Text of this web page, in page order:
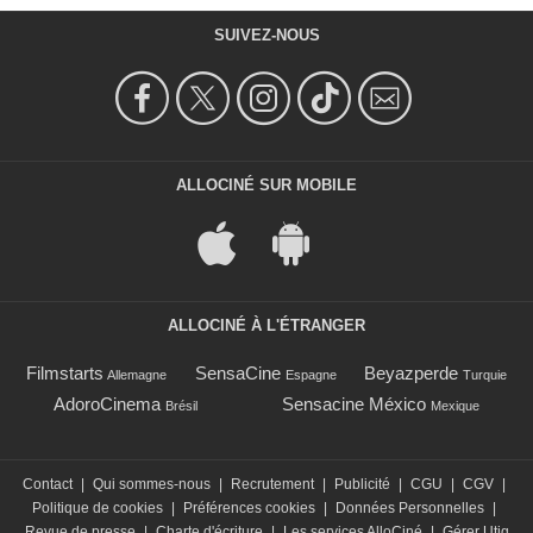
SUIVEZ-NOUS
ALLOCINÉ SUR MOBILE
ALLOCINÉ À L'ÉTRANGER
Filmstarts Allemagne SensaCine Espagne Beyazperde Turquie
AdoroCinema Brésil Sensacine México Mexique
Contact | Qui sommes-nous | Recrutement | Publicité | CGU | CGV |
Politique de cookies | Préférences cookies | Données Personnelles |